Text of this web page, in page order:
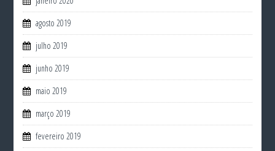
agosto 2019
julho 2019
junho 2019
maio 2019
março 2019
fevereiro 2019